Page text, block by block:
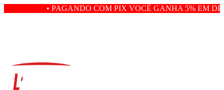
• PAGANDO COM PIX VOCÊ GANHA 5% EM